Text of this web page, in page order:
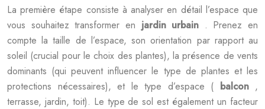
La première étape consiste à analyser en détail l’espace que
vous souhaitez transformer en jardin urbain . Prenez en
compte la taille de l’espace, son orientation par rapport au
soleil (crucial pour le choix des plantes), la présence de vents
dominants (qui peuvent influencer le type de plantes et les
protections nécessaires), et le type d’espace ( balcon ,
terrasse, jardin, toit). Le type de sol est également un facteur